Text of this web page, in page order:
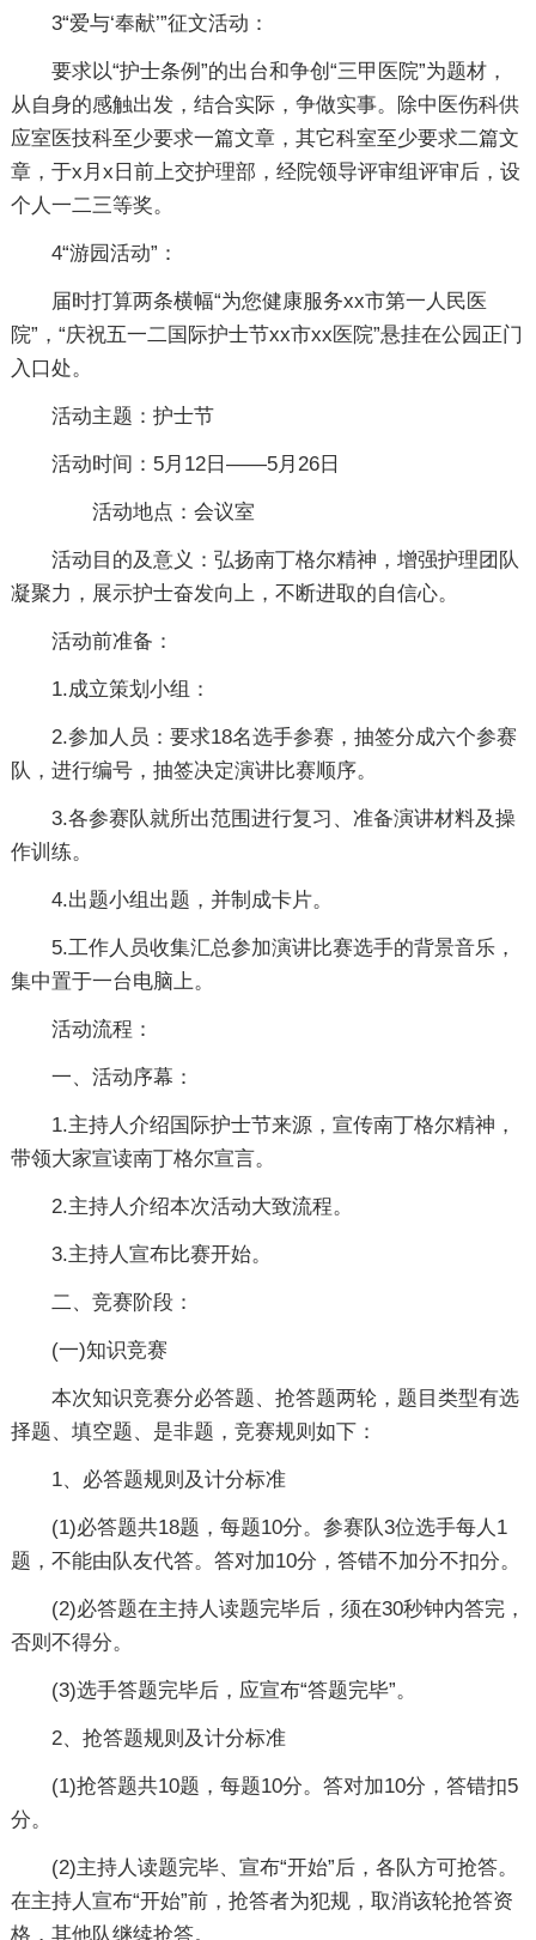
3“爱与‘奉献’”征文活动：
要求以“护士条例”的出台和争创“三甲医院”为题材，
从自身的感触出发，结合实际，争做实事。除中医伤科供
应室医技科至少要求一篇文章，其它科室至少要求二篇文
章，于x月x日前上交护理部，经院领导评审组评审后，设
个人一二三等奖。
4“游园活动”：
届时打算两条横幅“为您健康服务xx市第一人民医
院”，“庆祝五一二国际护士节xx市xx医院”悬挂在公园正门
入口处。
活动主题：护士节
活动时间：5月12日——5月26日
活动地点：会议室
活动目的及意义：弘扬南丁格尔精神，增强护理团队
凝聚力，展示护士奋发向上，不断进取的自信心。
活动前准备：
1.成立策划小组：
2.参加人员：要求18名选手参赛，抽签分成六个参赛
队，进行编号，抽签决定演讲比赛顺序。
3.各参赛队就所出范围进行复习、准备演讲材料及操
作训练。
4.出题小组出题，并制成卡片。
5.工作人员收集汇总参加演讲比赛选手的背景音乐，
集中置于一台电脑上。
活动流程：
一、活动序幕：
1.主持人介绍国际护士节来源，宣传南丁格尔精神，
带领大家宣读南丁格尔宣言。
2.主持人介绍本次活动大致流程。
3.主持人宣布比赛开始。
二、竞赛阶段：
(一)知识竞赛
本次知识竞赛分必答题、抢答题两轮，题目类型有选
择题、填空题、是非题，竞赛规则如下：
1、必答题规则及计分标准
(1)必答题共18题，每题10分。参赛队3位选手每人1
题，不能由队友代答。答对加10分，答错不加分不扣分。
(2)必答题在主持人读题完毕后，须在30秒钟内答完，
否则不得分。
(3)选手答题完毕后，应宣布“答题完毕”。
2、抢答题规则及计分标准
(1)抢答题共10题，每题10分。答对加10分，答错扣5
分。
(2)主持人读题完毕、宣布“开始”后，各队方可抢答。
在主持人宣布“开始”前，抢答者为犯规，取消该轮抢答资
格，其他队继续抢答。